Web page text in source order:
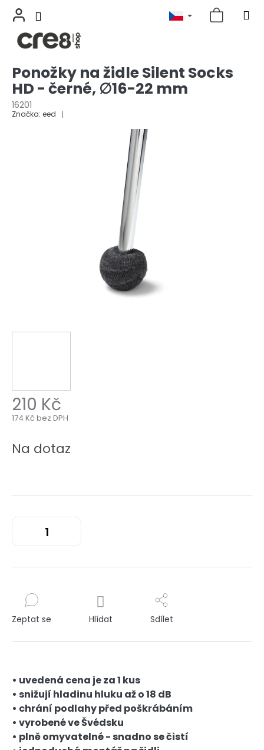
obsah
Ponožky na židle Silent Socks
HD - černé, ∅16-22 mm
16201
Značka: eed
210 Kč
174 Kč bez DPH
cena:
Na dotaz
• uvedená cena je za 1 kus
• snižují hladinu hluku až o 18 dB
• chrání podlahy před poškrábáním
• vyrobené ve Švédsku
• plně omyvatelné - snadno se čistí
Zeptat se Hlídat Sdílet